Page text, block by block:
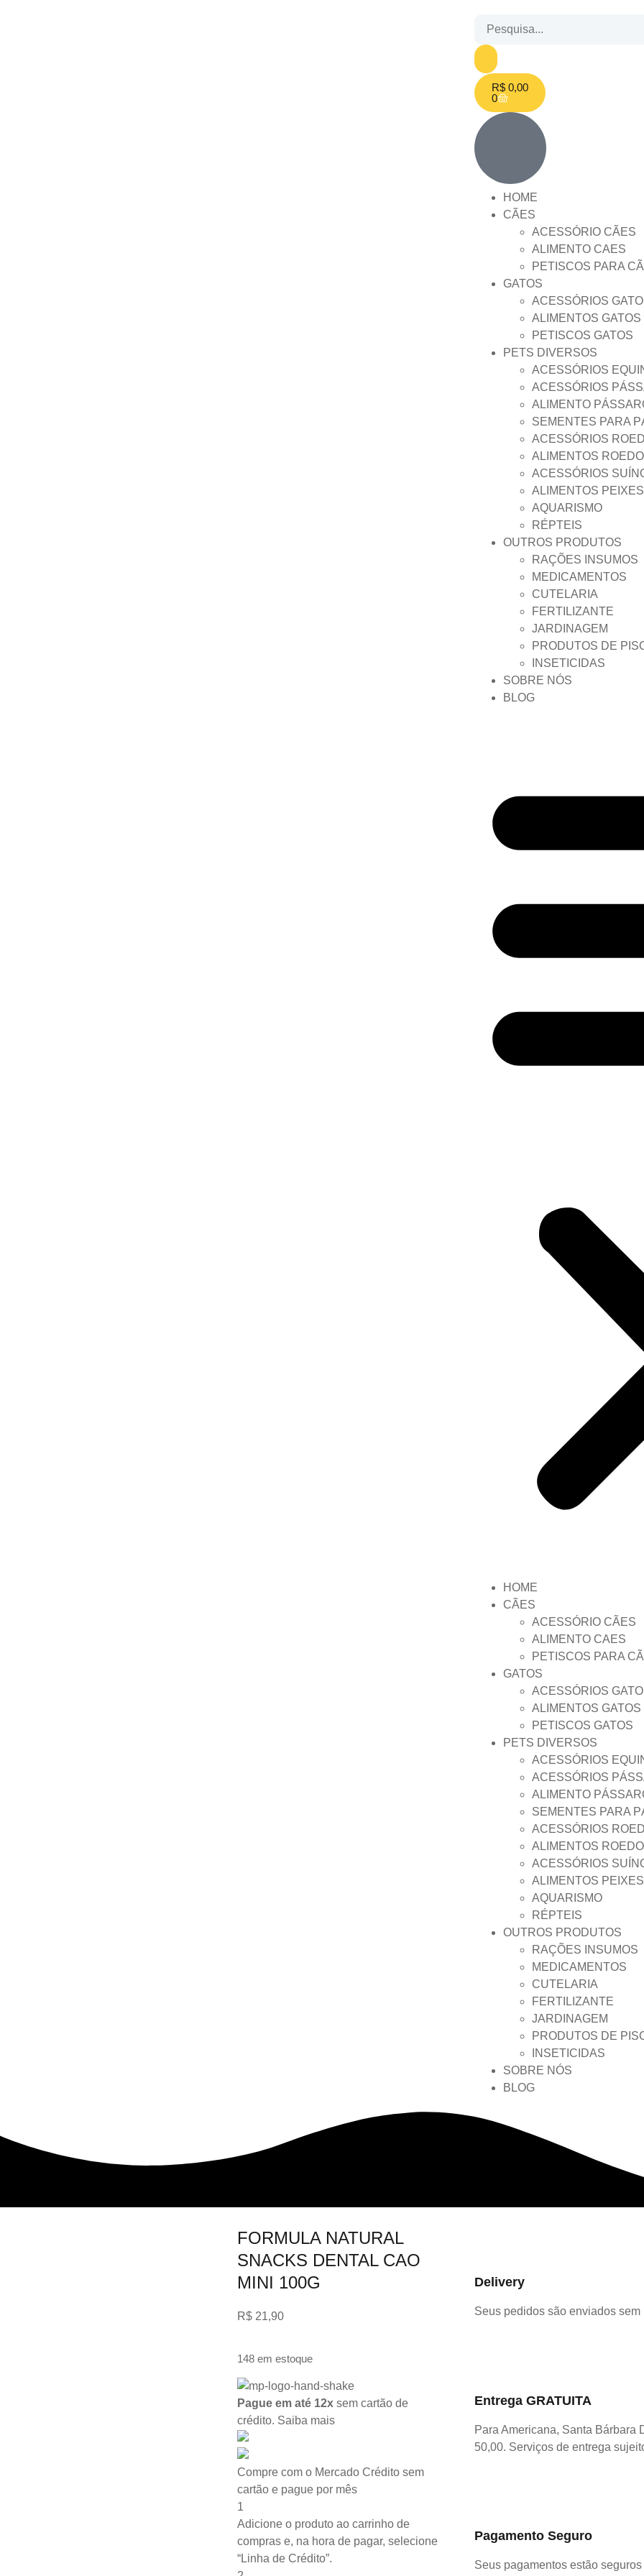
R$ 0,00
0
HOME
CÃES
ACESSÓRIO CÃES
ALIMENTO CAES
PETISCOS PARA
GATOS
ACESSÓRIOS
ALIMENTOS GATOS
PETISCOS GATOS
PETS DIVERSOS
ACESSÓRIOS
ACESSÓRIOS
ALIMENTO
SEMENTES PARA
ACESSÓRIOS
ALIMENTOS
ACESSÓRIOS
ALIMENTOS PEIXES
AQUARISMO
RÉPTEIS
OUTROS PRODUTOS
RAÇÕES INSUMOS
MEDICAMENTOS
CUTELARIA
FERTILIZANTE
JARDINAGEM
PRODUTOS DE
INSETICIDAS
SOBRE NÓS
BLOG
HOME
CÃES
ACESSÓRIO CÃES
ALIMENTO CAES
PETISCOS PARA
GATOS
ACESSÓRIOS
ALIMENTOS GATOS
PETISCOS GATOS
PETS DIVERSOS
ACESSÓRIOS
ACESSÓRIOS
ALIMENTO
SEMENTES PARA
ACESSÓRIOS
ALIMENTOS
ACESSÓRIOS
ALIMENTOS PEIXES
AQUARISMO
RÉPTEIS
OUTROS PRODUTOS
RAÇÕES INSUMOS
MEDICAMENTOS
CUTELARIA
FERTILIZANTE
JARDINAGEM
PRODUTOS DE
INSETICIDAS
SOBRE NÓS
BLOG
FORMULA NATURAL
SNACKS DENTAL CAO
MINI 100G
R$ 21,90
148 em estoque
Pague em até 12x sem cartão de
crédito. Saiba mais
Compre com o Mercado Crédito sem
cartão e pague por mês
1
Adicione o produto ao carrinho de
compras e, na hora de pagar, selecione
“Linha de Crédito”.
Delivery
Seus pedidos são enviados
Entrega GRATUITA
Para Americana, Santa Bárbara
50,00. Serviços de entrega
Pagamento Seguro
Seus pagamentos estão